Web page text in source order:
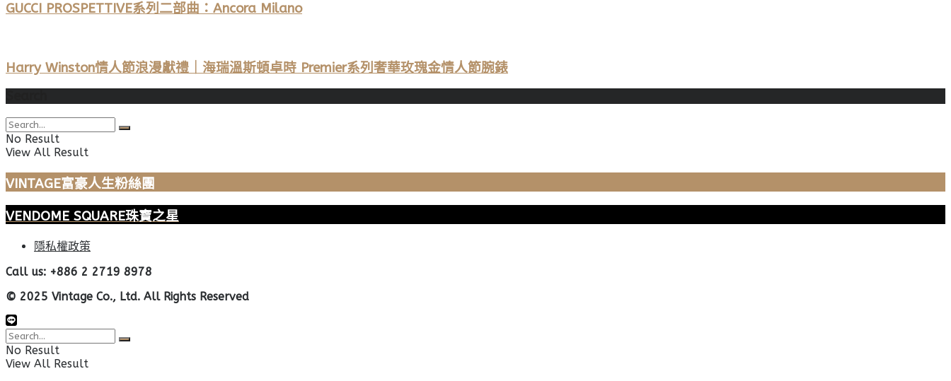
GUCCI PROSPETTIVE系列二部曲：Ancora Milano
Harry Winston情人節浪漫獻禮｜海瑞溫斯頓卓時 Premier系列奢華玫瑰金情人節腕錶
No Result
View All Result
VINTAGE富豪人生粉絲團
VENDOME SQUARE珠寶之星
隱私權政策
Call us: +886 2 2719 8978
© 2025 Vintage Co., Ltd. All Rights Reserved
No Result
View All Result